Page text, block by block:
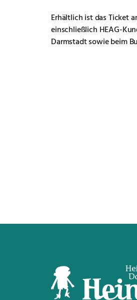
Erhältlich ist das Ticket
einschließlich HEAG-
Darmstadt sowie beim